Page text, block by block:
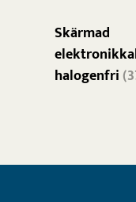
Skärmad
halogenfri